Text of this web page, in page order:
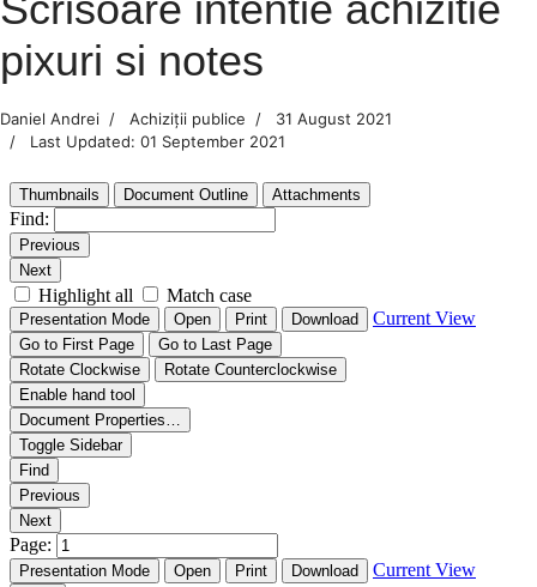
pixuri si notes
Daniel Andrei Achiziții publice
31 August 2021
Last Updated: 01 September 2021